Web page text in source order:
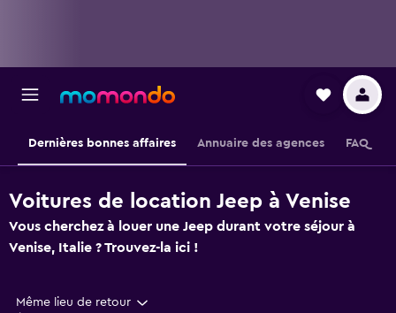
Dernières bonnes affaires Annuaire des agences FAQ
Voitures de location Jeep à Venise
Vous cherchez à louer une Jeep durant votre séjour à
Venise, Italie ? Trouvez-la ici !
Même lieu de retour